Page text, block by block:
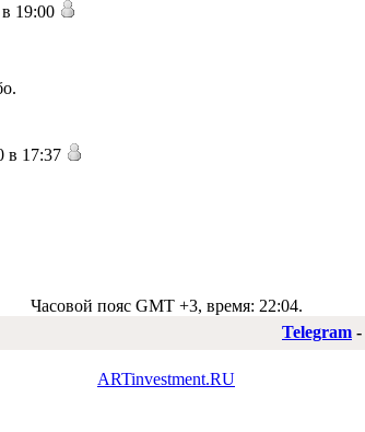
19:00
в 17:37
Часовой пояс GMT +3, время: 22:04.
Telegram -
ARTinvestment.RU